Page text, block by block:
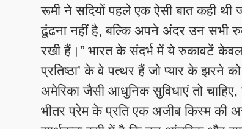
रूमी ने सदियों पहले एक ऐसी बात कही थी
ढूंढना नहीं है, बल्कि अपने अंदर उन सभी
रखी हैं।” भारत के संदर्भ में ये रुकावटें केवल
प्रतिष्ठा’ के वे पत्थर हैं जो प्यार के
अमेरिका जैसी आधुनिक सुविधाएं तो
भीतर प्रेम के प्रति एक अजीब किस्म की